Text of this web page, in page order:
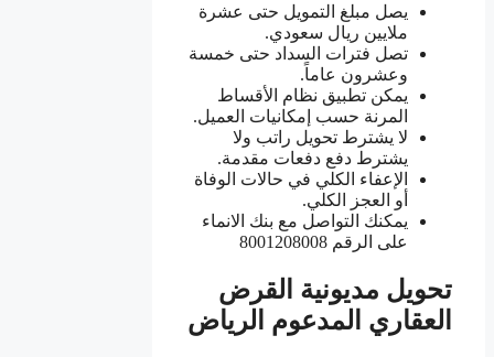
يصل مبلغ التمويل حتى عشرة
ملايين ريال سعودي.
تصل فترات السداد حتى خمسة
وعشرون عاماً.
يمكن تطبيق نظام الأقساط
المرنة حسب إمكانيات العميل.
لا يشترط تحويل راتب ولا
يشترط دفع دفعات مقدمة.
الإعفاء الكلي في حالات الوفاة
أو العجز الكلي.
يمكنك التواصل مع بنك الانماء
على الرقم 8001208008
تحويل مديونية القرض
العقاري المدعوم الرياض